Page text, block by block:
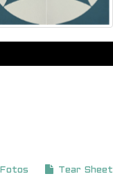
Fotos Tear Sheet